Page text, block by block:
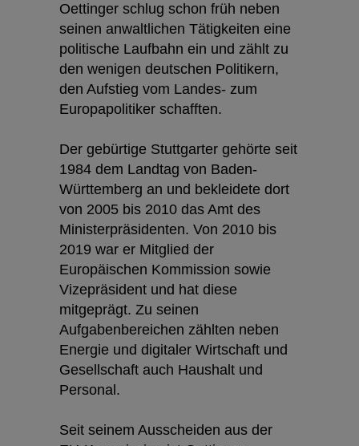
Oettinger schlug schon früh neben
seinen anwaltlichen Tätigkeiten eine
politische Laufbahn ein und zählt zu
den wenigen deutschen Politikern,
den Aufstieg vom Landes- zum
Europapolitiker schafften.
Der gebürtige Stuttgarter gehörte seit
1984 dem Landtag von Baden-
Württemberg an und bekleidete dort
von 2005 bis 2010 das Amt des
Ministerpräsidenten. Von 2010 bis
2019 war er Mitglied der
Europäischen Kommission sowie
Vizepräsident und hat diese
mitgeprägt. Zu seinen
Aufgabenbereichen zählten neben
Energie und digitaler Wirtschaft und
Gesellschaft auch Haushalt und
Personal.
Seit seinem Ausscheiden aus der